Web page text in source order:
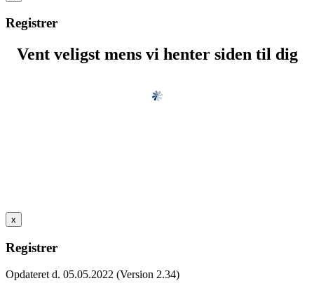
Registrer
Vent veligst mens vi henter siden til dig
x
Registrer
Opdateret d. 05.05.2022 (Version 2.34)